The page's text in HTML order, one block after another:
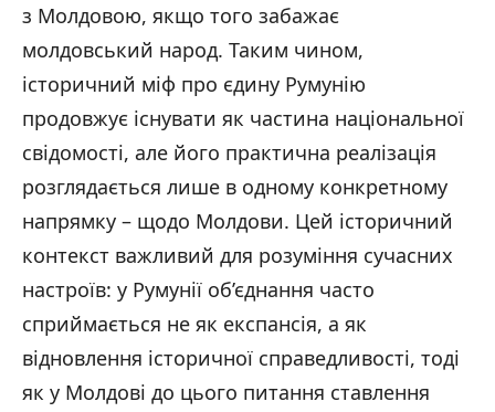
з Молдовою, якщо того забажає
молдовський народ. Таким чином,
історичний міф про єдину Румунію
продовжує існувати як частина національної
свідомості, але його практична реалізація
розглядається лише в одному конкретному
напрямку – щодо Молдови. Цей історичний
контекст важливий для розуміння сучасних
настроїв: у Румунії об’єднання часто
сприймається не як експансія, а як
відновлення історичної справедливості, тоді
як у Молдові до цього питання ставлення